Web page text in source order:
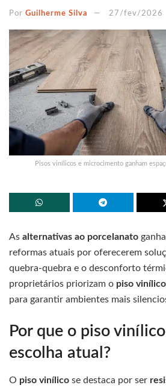
Por Guilherme Silva 27/fev/2026
Pisos vinílicos e microcimento ganham
As alternativas ao porcelanato
reformas atuais por oferecerem
quebra-quebra e o desconforto
proprietários priorizam o piso vinílico
para garantir ambientes mais
Por que o piso
escolha atual?
O piso vinílico se destaca por ser